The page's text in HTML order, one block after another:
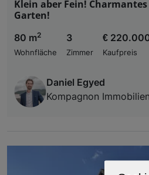
Klein aber Fein!
Garten!
80 m2
Wohnfläche
3
Zimmer
€
Kaufpreis
Daniel Egyed
Kompagnon